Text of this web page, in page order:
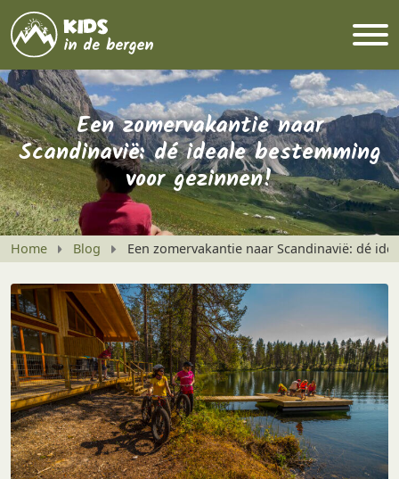
Een zomervakantie naar
Scandinavië: dé ideale bestemming
voor gezinnen!
Home Blog Een zomervakantie naar Scandinavië: dé